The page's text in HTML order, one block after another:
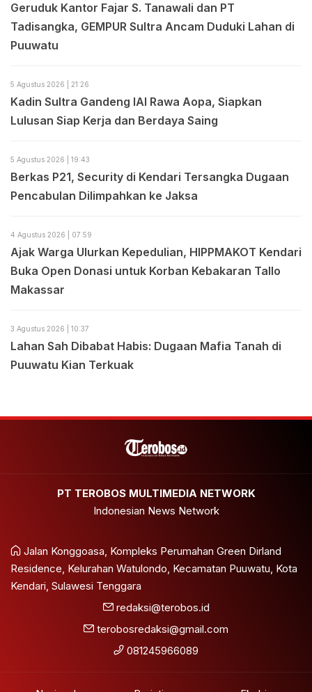
Geruduk Kantor Fajar S. Tanawali dan PT
Tadisangka, GEMPUR Sultra Ancam Duduki Lahan di
Puuwatu
5 Agustus 2026 | 21:26
Kadin Sultra Gandeng IAI Rawa Aopa, Siapkan
Lulusan Siap Kerja dan Berdaya Saing
5 Agustus 2026 | 19:43
Berkas P21, Security di Kendari Tersangka Dugaan
Pencabulan Dilimpahkan ke Jaksa
4 Agustus 2026 | 07:59
Ajak Warga Ulurkan Kepedulian, HIPPMAKOT Kendari
Buka Open Donasi untuk Korban Kebakaran Tallo
Makassar
3 Agustus 2026 | 10:37
Lahan Sah Dibabat Habis: Dugaan Mafia Tanah di
Puuwatu Kian Terkuak
PT TEROBOS MULTIMEDIA NETWORK
Indonesian News Network
Jalan Konggoasa, Kompleks Perumahan Green Dirland
Residence, Kelurahan Watulondo, Kecamatan Puuwatu, Kota
Kendari, Sulawesi Tenggara
redaksi@terobos.id
terobosredaksi@gmail.com
081245966089